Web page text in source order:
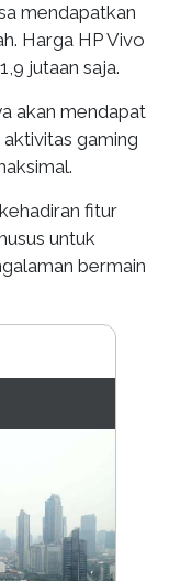
mendapatkan
Harga HP Vivo
jutaan saja.
akan mendapat
gaming
fitur
untuk
bermain